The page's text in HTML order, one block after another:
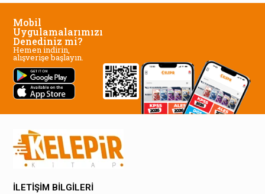
Mobil
Uygulamalarımızı
Denediniz mi?
Hemen indirin,
alışverişe başlayın.
İLETİŞİM BİLGİLERİ